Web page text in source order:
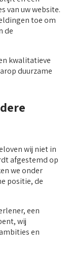
van uw website.
toe om
de
kwalitatieve
duurzame
wij niet in
afgestemd op
we onder
positie, de
een
wij
en